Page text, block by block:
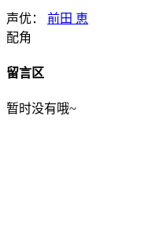
声优： 前田 恵
配角
留言区
暂时没有哦~